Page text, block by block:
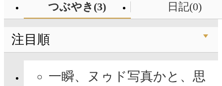
つぶやき(3) 日記(0)
注目順
一瞬、ヌゥド写真かと、思